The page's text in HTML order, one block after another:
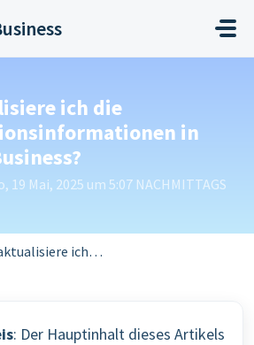
Inhalt gehen
ich die
in
19 Mai, 2025 um 5:07 NACHMITTAGS
ich die Organisationsinformationen in Ai...
: Der Hauptinhalt dieses Artikels